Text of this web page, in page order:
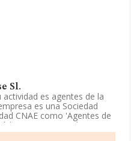
Sl.
es agentes de la
es una Sociedad
CNAE como 'Agentes de
6831. No realiza
exportación.